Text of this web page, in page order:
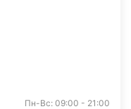
Пн-Вс: 09:00 - 21:00